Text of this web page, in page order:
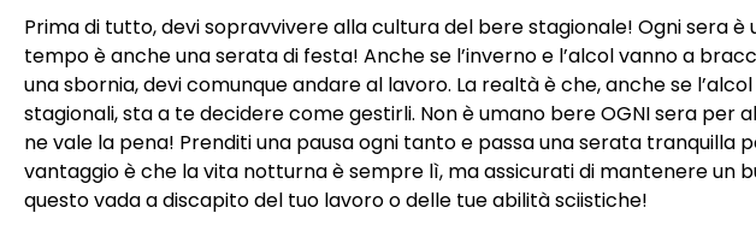
Prima di tutto, devi sopravvivere alla cultura del bere stagionale! Ogni sera
tempo è anche una serata di festa! Anche se l’inverno e l’alcol vanno a
una sbornia, devi comunque andare al lavoro. La realtà è che, anche se
stagionali, sta a te decidere come gestirli. Non è umano bere OGNI sera per
ne vale la pena! Prenditi una pausa ogni tanto e passa una serata
vantaggio è che la vita notturna è sempre lì, ma assicurati di mantenere un
questo vada a discapito del tuo lavoro o delle tue abilità sciistiche!